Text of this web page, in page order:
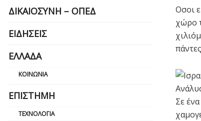
Οσοι
χώρο
Σε
ΔΙΚΑΙΟΣΎΝΗ – ΟΠΕΔ
ΕΙΔΉΣΕΙΣ
ΕΛΛΆΔΑ
ΚΟΙΝΩΝΊΑ
ΕΠΙΣΤΉΜΗ
ΤΕΧΝΟΛΟΓΊΑ